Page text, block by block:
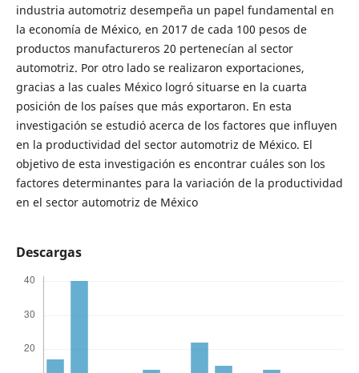
industria automotriz desempeña un papel fundamental en
la economía de México, en 2017 de cada 100 pesos de
productos manufactureros 20 pertenecían al sector
automotriz. Por otro lado se realizaron exportaciones,
gracias a las cuales México logró situarse en la cuarta
posición de los países que más exportaron. En esta
investigación se estudió acerca de los factores que influyen
en la productividad del sector automotriz de México. El
objetivo de esta investigación es encontrar cuáles son los
factores determinantes para la variación de la productividad
en el sector automotriz de México
Descargas